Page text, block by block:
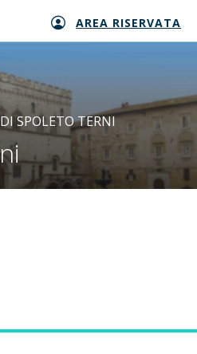
AREA RISERVATA
SPOLETO TERNI